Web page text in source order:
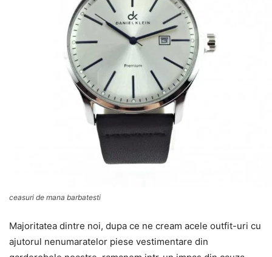
ceasuri de mana barbatesti
Majoritatea dintre noi, dupa ce ne cream acele outfit-uri cu
ajutorul nenumaratelor piese vestimentare din